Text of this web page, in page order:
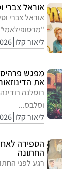
אוראל צברי
אוראל צברי
ליאור קלו
מפגש
את
רוסלנה
וסלבס...
ליאור קלו
הספירה
החתונה
רגע לפני